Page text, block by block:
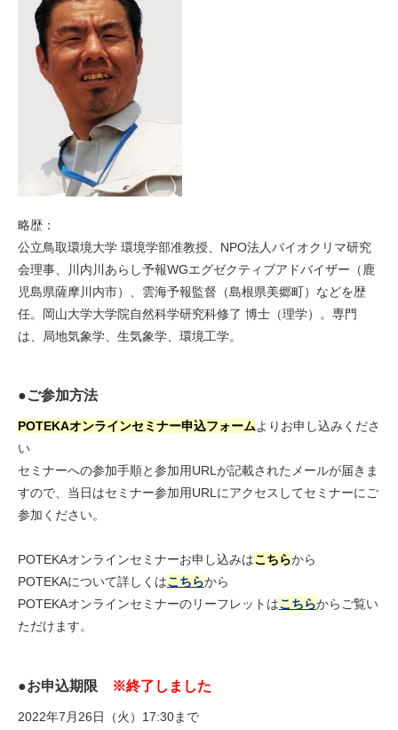
略歴：
公立鳥取環境大学 環境学部准教授、NPO法人バイオクリマ研究
会理事、川内川あらし予報WGエグゼクティブアドバイザー（鹿
児島県薩摩川内市）、雲海予報監督（島根県美郷町）などを歴
任。岡山大学大学院自然科学研究科修了 博士（理学）。専門
は、局地気象学、生気象学、環境工学。
●ご参加方法
POTEKAオンラインセミナー申込フォームよりお申し込みくださ
い
セミナーへの参加手順と参加用URLが記載されたメールが届きま
すので、当日はセミナー参加用URLにアクセスしてセミナーにご
参加ください。
POTEKAオンラインセミナーお申し込みはこちらから
POTEKAについて詳しくはこちらから
POTEKAオンラインセミナーのリーフレットはこちらからご覧い
ただけます。
●お申込期限 ※終了しました
2022年7月26日（火）17:30まで